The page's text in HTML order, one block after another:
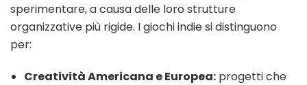
sperimentare, a causa delle loro strutture
organizzative più rigide. I giochi indie si distinguono
per:
Creatività Americana e Europea: progetti che